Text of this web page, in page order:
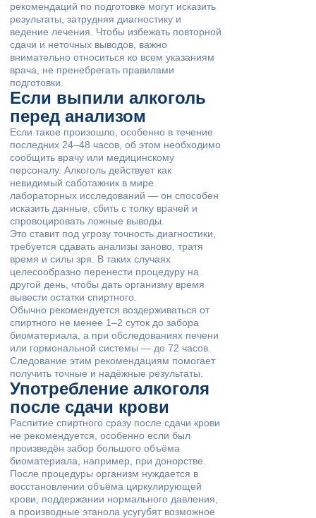
рекомендаций по подготовке могут исказить
результаты, затрудняя диагностику и
ведение лечения. Чтобы избежать повторной
сдачи и неточных выводов, важно
внимательно относиться ко всем указаниям
врача, не пренебрегать правилами
подготовки.
Если выпили алкоголь
перед анализом
Если такое произошло, особенно в течение
последних 24–48 часов, об этом необходимо
сообщить врачу или медицинскому
персоналу. Алкоголь действует как
невидимый саботажник в мире
лабораторных исследований — он способен
исказить данные, сбить с толку врачей и
спровоцировать ложные выводы.
Это ставит под угрозу точность диагностики,
требуется сдавать анализы заново, тратя
время и силы зря. В таких случаях
целесообразно перенести процедуру на
другой день, чтобы дать организму время
вывести остатки спиртного.
Обычно рекомендуется воздерживаться от
спиртного не менее 1–2 суток до забора
биоматериала, а при обследованиях печени
или гормональной системы — до 72 часов.
Следование этим рекомендациям помогает
получить точные и надёжные результаты.
Употребление алкоголя
после сдачи крови
Распитие спиртного сразу после сдачи крови
не рекомендуется, особенно если был
произведён забор большого объёма
биоматериала, например, при донорстве.
После процедуры организм нуждается в
восстановлении объёма циркулирующей
крови, поддержании нормального давления,
а производные этанола усугубят возможное